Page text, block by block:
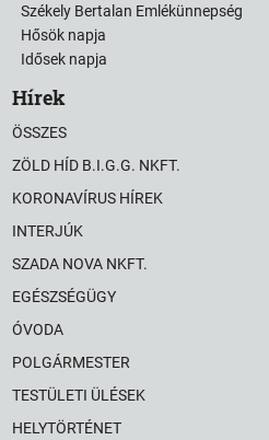
Székely Bertalan Emlékünnepség
Hősök napja
Idősek napja
Hírek
ÖSSZES
ZÖLD HÍD B.I.G.G. NKFT.
KORONAVÍRUS HÍREK
INTERJÚK
SZADA NOVA NKFT.
EGÉSZSÉGÜGY
ÓVODA
POLGÁRMESTER
TESTÜLETI ÜLÉSEK
HELYTÖRTÉNET